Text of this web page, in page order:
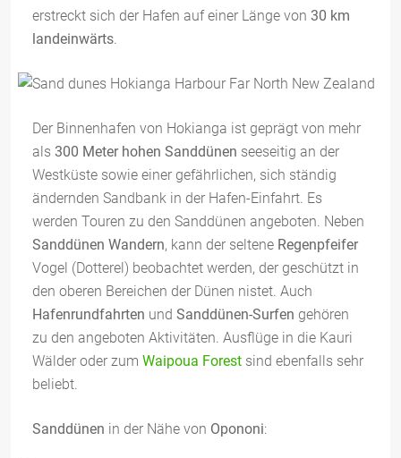
erstreckt sich der Hafen auf einer Länge von 30 km
landeinwärts.
Der Binnenhafen von Hokianga ist geprägt von mehr
als 300 Meter hohen Sanddünen seeseitig an der
Westküste sowie einer gefährlichen, sich ständig
ändernden Sandbank in der Hafen-Einfahrt. Es
werden Touren zu den Sanddünen angeboten. Neben
Sanddünen Wandern, kann der seltene Regenpfeifer
Vogel (Dotterel) beobachtet werden, der geschützt in
den oberen Bereichen der Dünen nistet. Auch
Hafenrundfahrten und Sanddünen-Surfen gehören
zu den angeboten Aktivitäten. Ausflüge in die Kauri
Wälder oder zum Waipoua Forest sind ebenfalls sehr
beliebt.
Sanddünen in der Nähe von Opononi: